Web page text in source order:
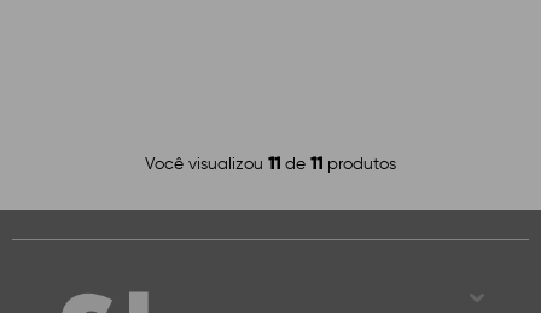
Você visualizou 11 de 11 produtos